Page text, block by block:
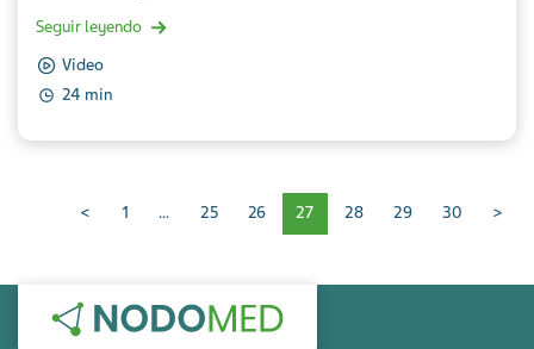
Seguir leyendo
Video
24 min
Paginación
< 1 … 25 26 27 28 29 30 >